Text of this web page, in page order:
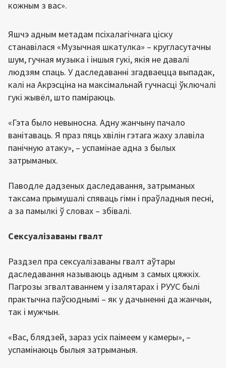
кожным з вас».
Яшчэ адным метадам псіхалагічнага ціску
станавілася «Музычная шкатулка» – кругласутачны
шум, гучная музыка і іншыя гукі, якія не давалі
людзям спаць. У даследаванні згадваецца выпадак,
калі на Акрэсціна на максімальнай гучнасці ўключалі
гукі жывёл, што паміраюць.
«Гэта было невыносна. Адну жанчыну пачало
ванітаваць. Я праз пяць хвілін гэтага жаху злавіла
панічную атаку», – успамінае адна з былых
затрыманых.
Паводле дадзеных даследавання, затрыманых
таксама прымушалі спяваць гімн і праўладныя песні,
а за памылкі ў словах – збівалі.
Сексуалізаваны гвалт
Раздзел пра сексуалізаваны гвалт аўтары
даследавання называюць адным з самых цяжкіх.
Пагрозы згвалтаваннем у ізалятарах і РУУС былі
практычна паўсюднымі – як у дачыненні да жанчын,
так і мужчын.
«Вас, блядзей, зараз усіх паімеем у камеры», –
успамінаюць былыя затрыманыя.